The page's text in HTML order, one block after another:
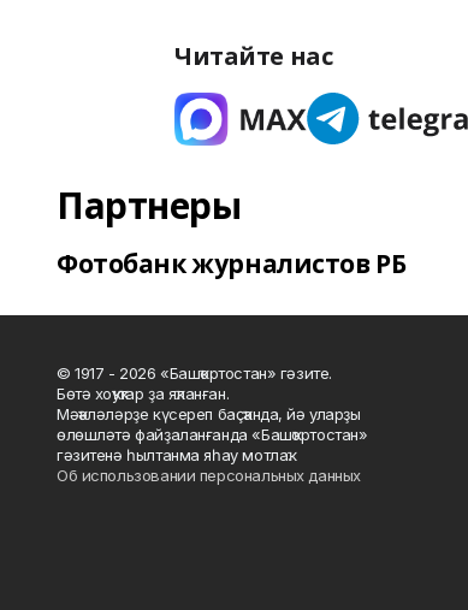
Читайте нас
Партнеры
Фотобанк журналистов РБ
© 1917 - 2026 «Башҡортостан» гәзите.
Бөтә хоҡуҡтар ҙа яҡланған.
Мәҡәләләрҙе күсереп баҫҡанда, йә уларҙы
өлөшләтә файҙаланғанда «Башҡортостан»
гәзитенә һылтанма яһау мотлаҡ.
Об использовании персональных данных